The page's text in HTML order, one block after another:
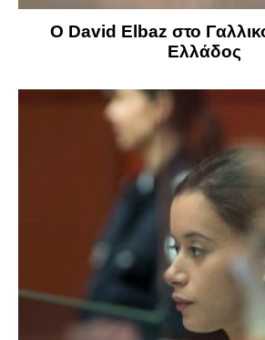
Ο David Elbaz στο Γαλλικό
Ελλάδος